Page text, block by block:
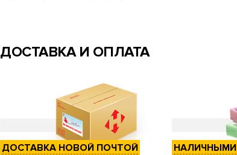
ДОСТАВКА И ОПЛАТА
ДОСТАВКА НОВОЙ ПОЧТОЙ НАЛИЧНЫМИ